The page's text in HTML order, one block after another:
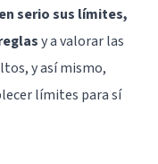
serio sus límites,
y a valorar las
y así mismo,
límites para sí